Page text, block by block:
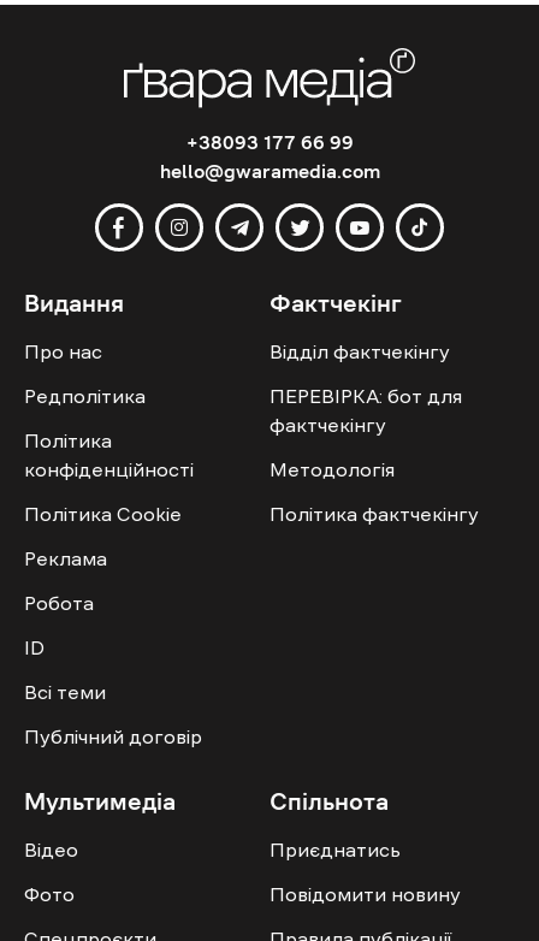
+38093 177 66 99
hello@gwaramedia.com
Видання
Про нас
Редполітика
Політика
конфіденційності
Політика Cookie
Реклама
Робота
ID
Всі теми
Публічний договір
Фактчекінг
Відділ фактчекінгу
ПЕРЕВІРКА: бот для
фактчекінгу
Методологія
Політика фактчекінгу
Мультимедіа
Відео
Фото
Спільнота
Приєднатись
Повідомити новину